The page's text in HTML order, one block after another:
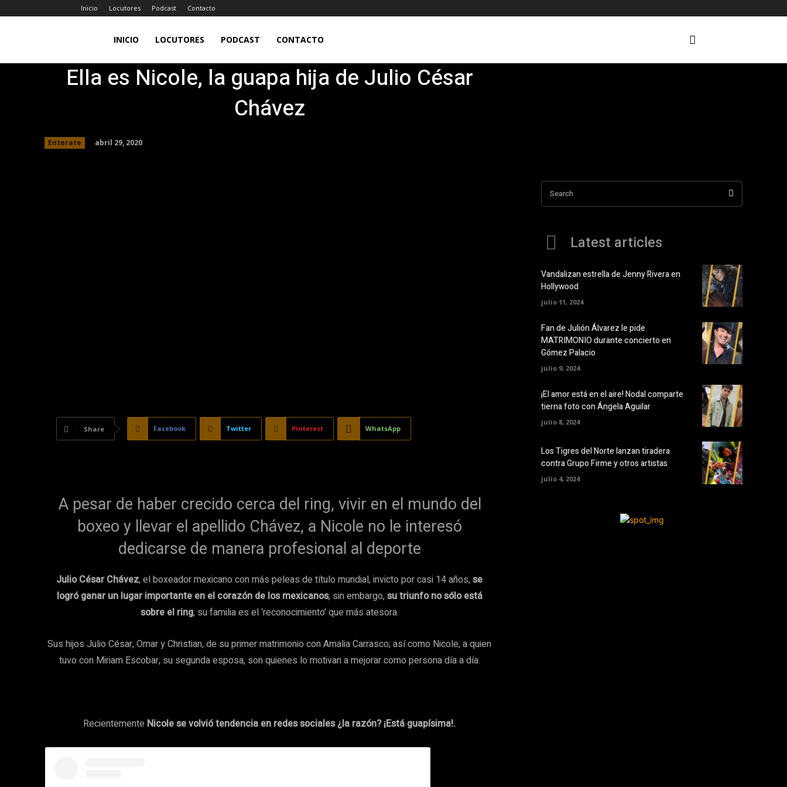
Inicio Locutores Podcast Contacto
JEFA
INICIO LOCUTORES PODCAST CONTACTO
Ella es Nicole, la guapa hija de Julio César
Chávez
Enterate abril 29, 2020
Share Facebook Twitter Pinterest WhatsApp
A pesar de haber crecido cerca del ring, vivir en el mundo del
boxeo y llevar el apellido Chávez, a Nicole no le interesó
dedicarse de manera profesional al deporte
Julio César Chávez, el boxeador mexicano con más peleas de título mundial, invicto por casi 14 años,se
logró ganar un lugar importante en el corazón de los mexicanos, sin embargo,su triunfo no sólo está
sobre el ring, su familia es el ‘reconocimiento’ que más atesora.
Sus hijos Julio César, Omar y Christian, de su primer matrimonio con Amalia Carrasco; así como Nicole, a quien
tuvo con Miriam Escobar, su segunda esposa, son quienes lo motivan a mejorar como persona día a día.
Recientemente Nicole se volvió tendencia en redes sociales ¿la razón? ¡Está guapísima!.
Search
Latest articles
Vandalizan estrella de Jenny Rivera en
Hollywood
julio 11, 2024
Fan de Julión Álvarez le pide
MATRIMONIO durante concierto en
Gómez Palacio
julio 9, 2024
¡El amor está en el aire! Nodal comparte
tierna foto con Ángela Aguilar
julio 8, 2024
Los Tigres del Norte lanzan tiradera
contra Grupo Firme y otros artistas
julio 4, 2024